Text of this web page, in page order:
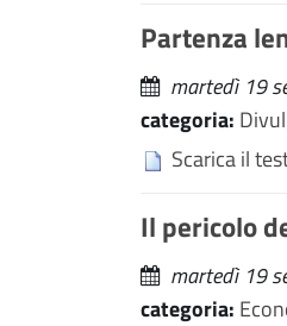
Partenza
martedì 19
categoria:
Scarica il
Il pericolo
martedì 19
categoria: